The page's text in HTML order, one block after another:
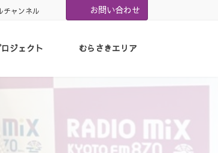
チャンネル お問い合わせ
ジェクト むらさきエリア